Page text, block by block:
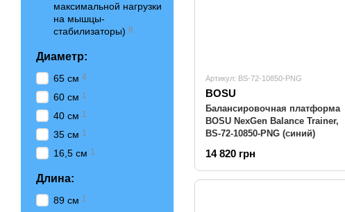
Артикул: BS-72-10850-PNG
BOSU
Балансировочная платформа
BOSU NexGen Balance Trainer,
BS-72-10850-PNG (синий)
14 820 грн
максимальной нагрузки
на мышцы-
стабилизаторы) 8
Диаметр:
65 см 4
60 см 1
40 см 1
35 см 1
16,5 см 1
Длина:
89 см 1